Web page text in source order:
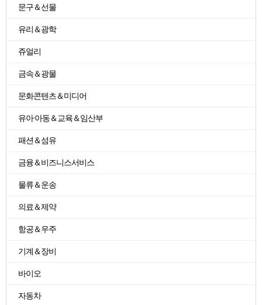
문구＆선물
유리＆광학
쥬얼리
금속＆광물
문화콘텐츠＆미디어
유아·아동＆교육＆임산부
패션＆섬유
금융＆비즈니스서비스
물류＆운송
의료＆제약
항공＆우주
기계＆장비
바이오
자동차